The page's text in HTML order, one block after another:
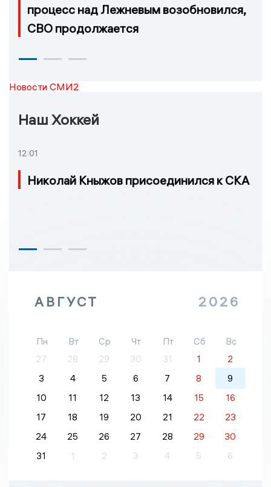
процесс над Лежневым возобновился,
СВО продолжается
Новости СМИ2
Наш Хоккей
12:01
Николай Кныжов присоединился к СКА
АВГУСТ 2026
Пн Вт Ср Чт Пт Сб
Вс
27
28 29 30 31 1
2
3
4 5 6 7 8
9
10
11 12 13 14 15
16
17
18 19 20 21 22
23
24
25 26 27 28 29
30
31
1 2 3 4 5 6